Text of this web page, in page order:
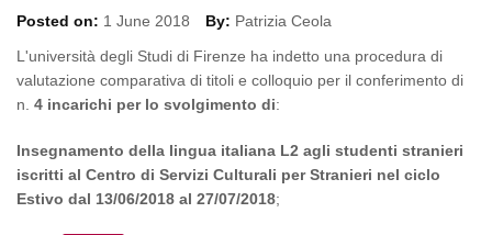
Posted on: 1 June 2018 By: Patrizia Ceola
L'università degli Studi di Firenze ha indetto una procedura di
valutazione comparativa di titoli e colloquio per il conferimento di
n. 4 incarichi per lo svolgimento di:
Insegnamento della lingua italiana L2 agli studenti stranieri
iscritti al Centro di Servizi Culturali per Stranieri nel ciclo
Estivo dal 13/06/2018 al 27/07/2018;